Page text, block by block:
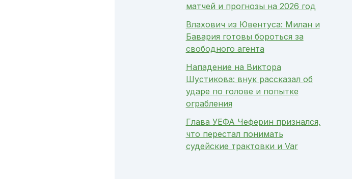
матчей и прогнозы на 2026 год
Влахович из Ювентуса: Милан и
Бавария готовы бороться за
свободного агента
Нападение на Виктора
Шустикова: внук рассказал об
ударе по голове и попытке
ограбления
Глава УЕФА Чеферин признался,
что перестал понимать
судейские трактовки и Var